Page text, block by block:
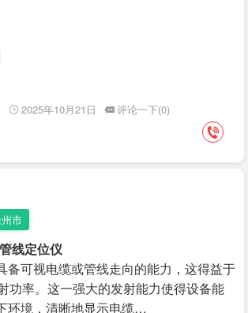
2025年10月21日
评论一下(0)
市
线定位仪
备可视电缆或管线走向的能力，这得益于
功率。这一强大的发射能力使得设备能
环境，清晰地显示电缆…